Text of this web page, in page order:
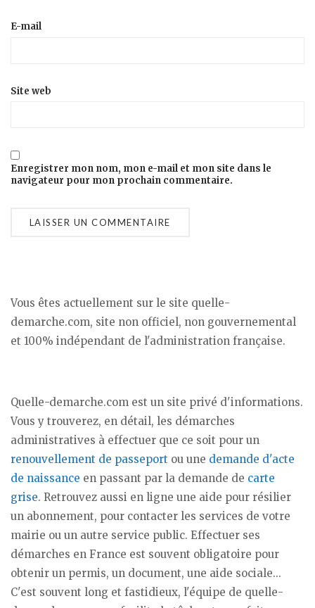
E-mail
Site web
Enregistrer mon nom, mon e-mail et mon site dans le
navigateur pour mon prochain commentaire.
Vous êtes actuellement sur le site quelle-
demarche.com, site non officiel, non gouvernemental
et 100% indépendant de l'administration française.
Quelle-demarche.com est un site privé d'informations.
Vous y trouverez, en détail, les démarches
administratives à effectuer que ce soit pour un
renouvellement de passeport ou une demande d'acte
de naissance en passant par la demande de carte
grise. Retrouvez aussi en ligne une aide pour résilier
un abonnement, pour contacter les services de votre
mairie ou un autre service public. Effectuer ses
démarches en France est souvent obligatoire pour
obtenir un permis, un document, une aide sociale...
C'est souvent long et fastidieux, l'équipe de quelle-